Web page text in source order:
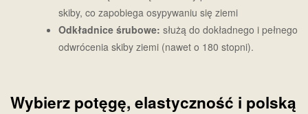
skiby, co zapobiega osypywaniu się ziemi
Odkładnice śrubowe: służą do dokładnego i pełnego
odwrócenia skiby ziemi (nawet o 180 stopni).
Wybierz potęgę, elastyczność i polską